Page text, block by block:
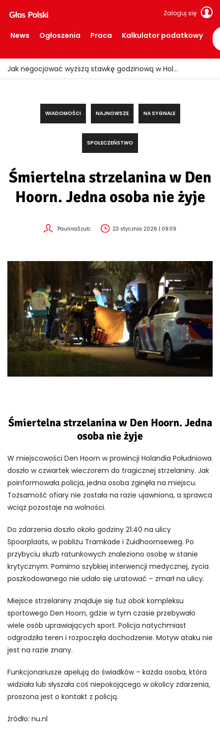
Zaloguj się
News Ogłoszenia Praca Kalkulator podatkowy
Jak negocjować wyższą stawkę godzinową w Holandii?
WIADOMOŚCI NAJNOWSZE NA SYGNALE
SPOŁECZEŃSTWO
Śmiertelna strzelanina w Den
Hoorn. Jedna osoba nie żyje
PaulinaSzulc 23 stycznia 2026 | 09:09
Śmiertelna strzelanina w Den Hoorn. Jedna
osoba nie żyje
W miejscowości Den Hoorn w prowincji Holandia Południowa
doszło w czwartek wieczorem do tragicznej strzelaniny. Jak
poinformowała policja, jedna osoba zginęła na miejscu.
Tożsamość ofiary nie została na razie ujawniona, a sprawca
wciąż pozostaje na wolności.
Do zdarzenia doszło około godziny 21:40 na ulicy
Spoorplaats, w pobliżu Tramkade i Zuidhoornseweg. Po
przybyciu służb ratunkowych znaleziono osobę w stanie
krytycznym. Pomimo szybkiej interwencji medycznej, życia
poszkodowanego nie udało się uratować – zmarł na ulicy.
Miejsce strzelaniny znajduje się tuż obok kompleksu
sportowego Den Hoorn, gdzie w tym czasie przebywało
wiele osób uprawiających sport. Policja natychmiast
odgrodziła teren i rozpoczęła dochodzenie. Motyw ataku nie
jest na razie znany.
Funkcjonariusze apelują do świadków – każda osoba, która
widziała lub słyszała coś niepokojącego w okolicy zdarzenia,
proszona jest o kontakt z policją.
źródło: nu.nl